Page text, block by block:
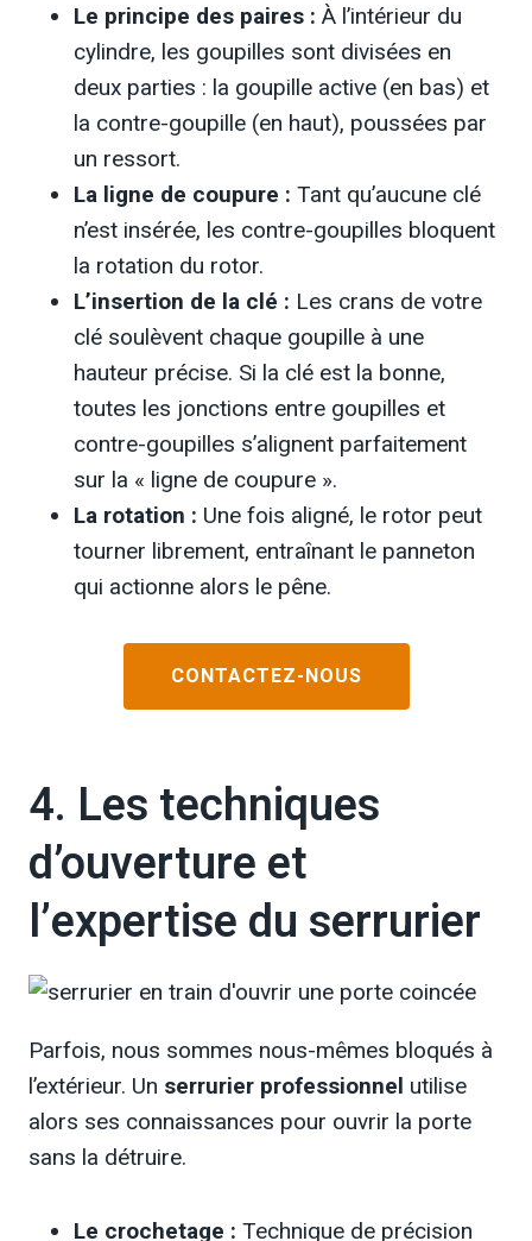
Le principe des paires : À l’intérieur du
cylindre, les goupilles sont divisées en
deux parties : la goupille active (en bas) et
la contre-goupille (en haut), poussées par
un ressort.
La ligne de coupure : Tant qu’aucune clé
n’est insérée, les contre-goupilles bloquent
la rotation du rotor.
L’insertion de la clé : Les crans de votre
clé soulèvent chaque goupille à une
hauteur précise. Si la clé est la bonne,
toutes les jonctions entre goupilles et
contre-goupilles s’alignent parfaitement
sur la « ligne de coupure ».
La rotation : Une fois aligné, le rotor peut
tourner librement, entraînant le panneton
qui actionne alors le pêne.
CONTACTEZ-NOUS
4. Les techniques
d’ouverture et
l’expertise du serrurier
Parfois, nous sommes nous-mêmes bloqués à
l’extérieur. Un serrurier professionnel utilise
alors ses connaissances pour ouvrir la porte
sans la détruire.
Le crochetage : Technique de précision